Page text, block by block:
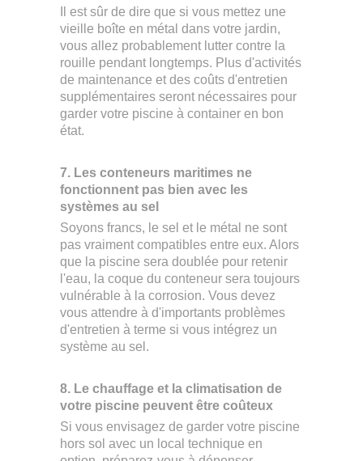
Il est sûr de dire que si vous mettez une
vieille boîte en métal dans votre jardin,
vous allez probablement lutter contre la
rouille pendant longtemps. Plus d'activités
de maintenance et des coûts d'entretien
supplémentaires seront nécessaires pour
garder votre piscine à container en bon
état.
7. Les conteneurs maritimes ne
fonctionnent pas bien avec les
systèmes au sel
Soyons francs, le sel et le métal ne sont
pas vraiment compatibles entre eux. Alors
que la piscine sera doublée pour retenir
l'eau, la coque du conteneur sera toujours
vulnérable à la corrosion. Vous devez
vous attendre à d'importants problèmes
d'entretien à terme si vous intégrez un
système au sel.
8. Le chauffage et la climatisation de
votre piscine peuvent être coûteux
Si vous envisagez de garder votre piscine
hors sol avec un local technique en